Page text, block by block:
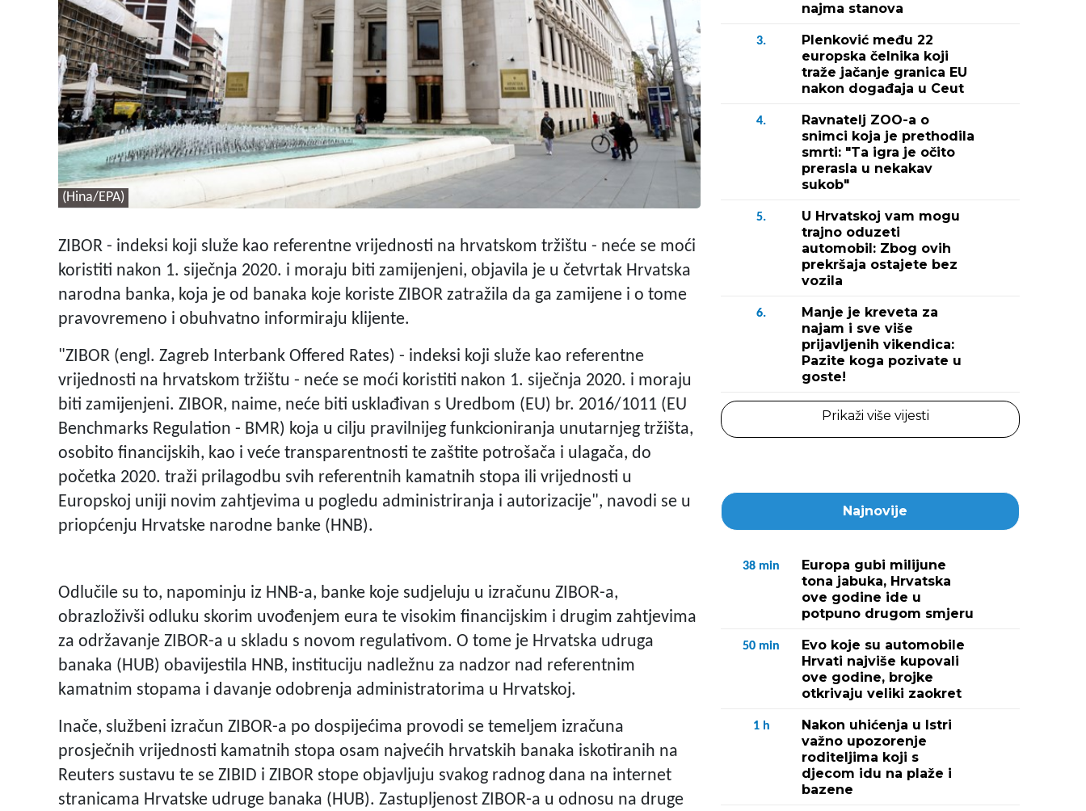
(Hina/EPA)
ZIBOR - indeksi koji služe kao referentne vrijednosti na hrvatskom tržištu - neće se moći
koristiti nakon 1. siječnja 2020. i moraju biti zamijenjeni, objavila je u četvrtak Hrvatska
narodna banka, koja je od banaka koje koriste ZIBOR zatražila da ga zamijene i o tome
pravovremeno i obuhvatno informiraju klijente.
"ZIBOR (engl. Zagreb Interbank Offered Rates) - indeksi koji služe kao referentne
vrijednosti na hrvatskom tržištu - neće se moći koristiti nakon 1. siječnja 2020. i moraju
biti zamijenjeni. ZIBOR, naime, neće biti usklađivan s Uredbom (EU) br. 2016/1011 (EU
Benchmarks Regulation - BMR) koja u cilju pravilnijeg funkcioniranja unutarnjeg tržišta,
osobito financijskih, kao i veće transparentnosti te zaštite potrošača i ulagača, do
početka 2020. traži prilagodbu svih referentnih kamatnih stopa ili vrijednosti u
Europskoj uniji novim zahtjevima u pogledu administriranja i autorizacije", navodi se u
priopćenju Hrvatske narodne banke (HNB).
Odlučile su to, napominju iz HNB-a, banke koje sudjeluju u izračunu ZIBOR-a,
obrazloživši odluku skorim uvođenjem eura te visokim financijskim i drugim zahtjevima
za održavanje ZIBOR-a u skladu s novom regulativom. O tome je Hrvatska udruga
banaka (HUB) obavijestila HNB, instituciju nadležnu za nadzor nad referentnim
kamatnim stopama i davanje odobrenja administratorima u Hrvatskoj.
Inače, službeni izračun ZIBOR-a po dospijećima provodi se temeljem izračuna
prosječnih vrijednosti kamatnih stopa osam najvećih hrvatskih banaka iskotiranih na
Reuters sustavu te se ZIBID i ZIBOR stope objavljuju svakog radnog dana na internet
stranicama Hrvatske udruge banaka (HUB). Zastupljenost ZIBOR-a u odnosu na druge
najma stanova
3.
Plenković među 22
europska čelnika koji
traže jačanje granica EU
nakon događaja u Ceut
4.
Ravnatelj ZOO-a o
snimci koja je prethodila
smrti: "Ta igra je očito
prerasla u nekakav
sukob"
5.
U Hrvatskoj vam mogu
trajno oduzeti
automobil: Zbog ovih
prekršaja ostajete bez
vozila
6.
Manje je kreveta za
najam i sve više
prijavljenih vikendica:
Pazite koga pozivate u
goste!
Prikaži više vijesti
Najnovije
38 min
Europa gubi milijune
tona jabuka, Hrvatska
ove godine ide u
potpuno drugom smjeru
50 min
Evo koje su automobile
Hrvati najviše kupovali
ove godine, brojke
otkrivaju veliki zaokret
1 h
Nakon uhićenja u Istri
važno upozorenje
roditeljima koji s
djecom idu na plaže i
bazene